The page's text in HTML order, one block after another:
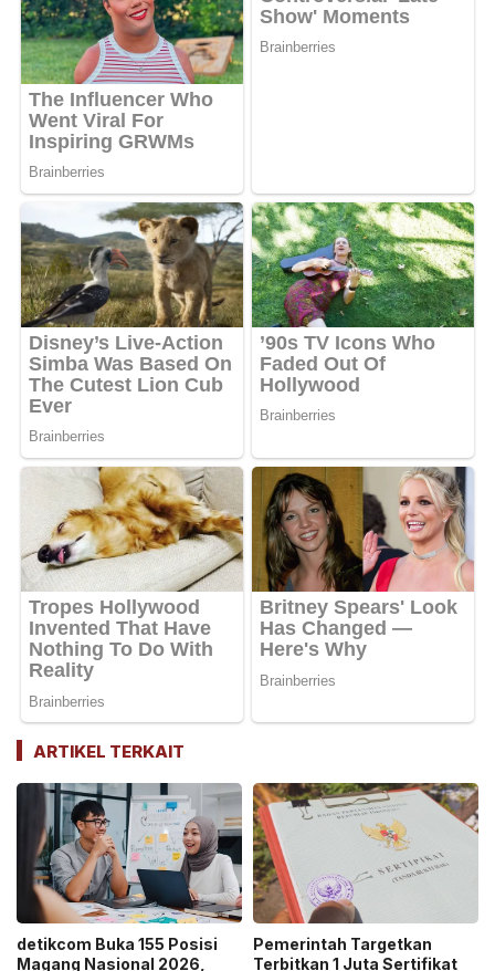
ARTIKEL TERKAIT
detikcom Buka 155 Posisi
Magang Nasional 2026,
Pemerintah Targetkan
Terbitkan 1 Juta Sertifikat